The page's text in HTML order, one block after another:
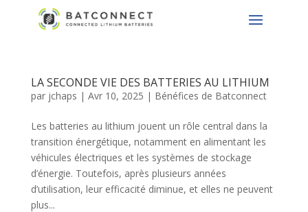
LA SECONDE VIE DES BATTERIES AU LITHIUM
par jchaps | Avr 10, 2025 | Bénéfices de Batconnect
Les batteries au lithium jouent un rôle central dans la
transition énergétique, notamment en alimentant les
véhicules électriques et les systèmes de stockage
d’énergie. Toutefois, après plusieurs années
d’utilisation, leur efficacité diminue, et elles ne peuvent
plus...